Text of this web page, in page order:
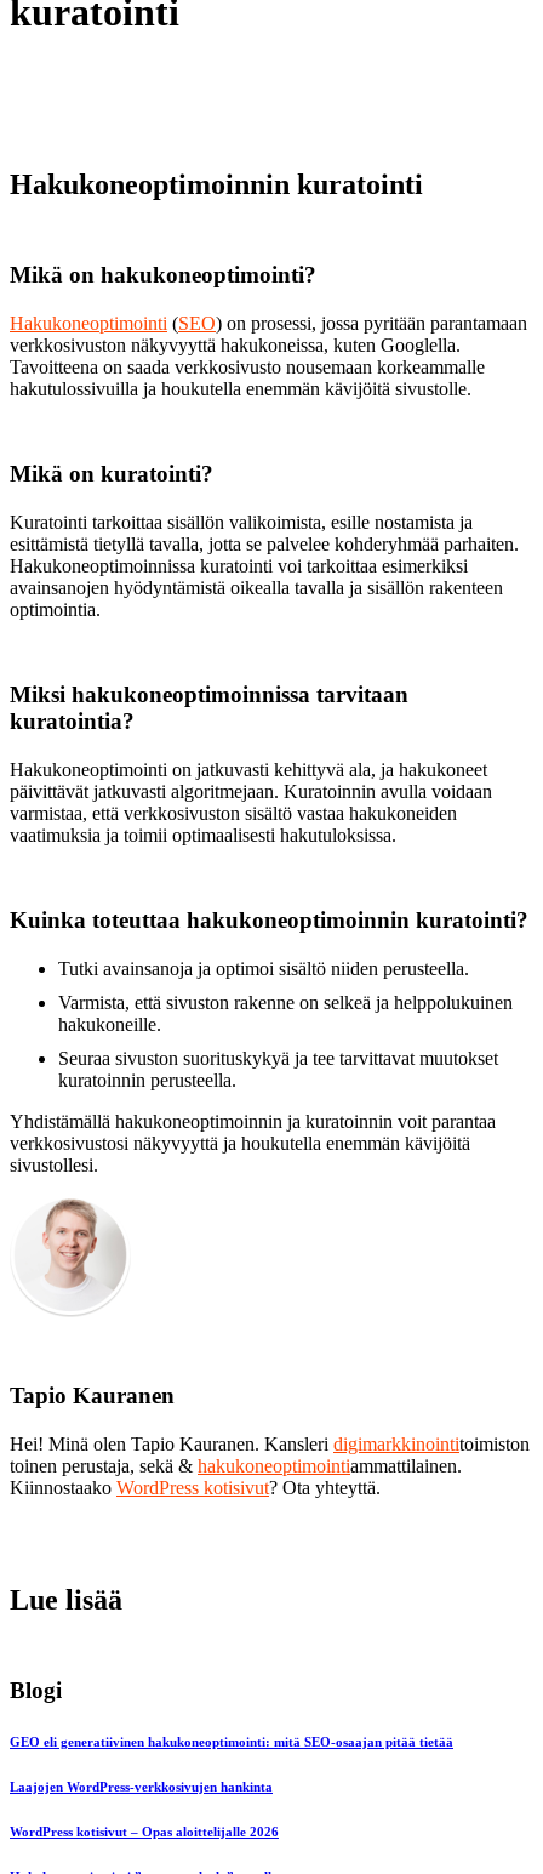
kuratointi
Hakukoneoptimoinnin kuratointi
Mikä on hakukoneoptimointi?
Hakukoneoptimointi (SEO) on prosessi, jossa pyritään parantamaan
verkkosivuston näkyvyyttä hakukoneissa, kuten Googlella.
Tavoitteena on saada verkkosivusto nousemaan korkeammalle
hakutulossivuilla ja houkutella enemmän kävijöitä sivustolle.
Mikä on kuratointi?
Kuratointi tarkoittaa sisällön valikoimista, esille nostamista ja
esittämistä tietyllä tavalla, jotta se palvelee kohderyhmää parhaiten.
Hakukoneoptimoinnissa kuratointi voi tarkoittaa esimerkiksi
avainsanojen hyödyntämistä oikealla tavalla ja sisällön rakenteen
optimointia.
Miksi hakukoneoptimoinnissa tarvitaan
kuratointia?
Hakukoneoptimointi on jatkuvasti kehittyvä ala, ja hakukoneet
päivittävät jatkuvasti algoritmejaan. Kuratoinnin avulla voidaan
varmistaa, että verkkosivuston sisältö vastaa hakukoneiden
vaatimuksia ja toimii optimaalisesti hakutuloksissa.
Kuinka toteuttaa hakukoneoptimoinnin kuratointi?
Tutki avainsanoja ja optimoi sisältö niiden perusteella.
Varmista, että sivuston rakenne on selkeä ja helppolukuinen
hakukoneille.
Seuraa sivuston suorituskykyä ja tee tarvittavat muutokset
kuratoinnin perusteella.
Yhdistämällä hakukoneoptimoinnin ja kuratoinnin voit parantaa
verkkosivustosi näkyvyyttä ja houkutella enemmän kävijöitä
sivustollesi.
Tapio Kauranen
Hei! Minä olen Tapio Kauranen. Kansleri digimarkkinointitoimiston
toinen perustaja, sekä & hakukoneoptimointiammattilainen.
Kiinnostaako WordPress kotisivut? Ota yhteyttä.
Lue lisää
Blogi
GEO eli generatiivinen hakukoneoptimointi: mitä SEO-osaajan pitää tietää
Laajojen WordPress-verkkosivujen hankinta
WordPress kotisivut – Opas aloittelijalle 2026